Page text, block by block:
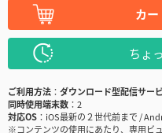
カ
ちょ
ご利用方法
ダウンロード型配信サー
同時使用端末数
2
対応OS
iOS最新の２世代前まで /
※コンテンツの使用にあたり、専用ビ